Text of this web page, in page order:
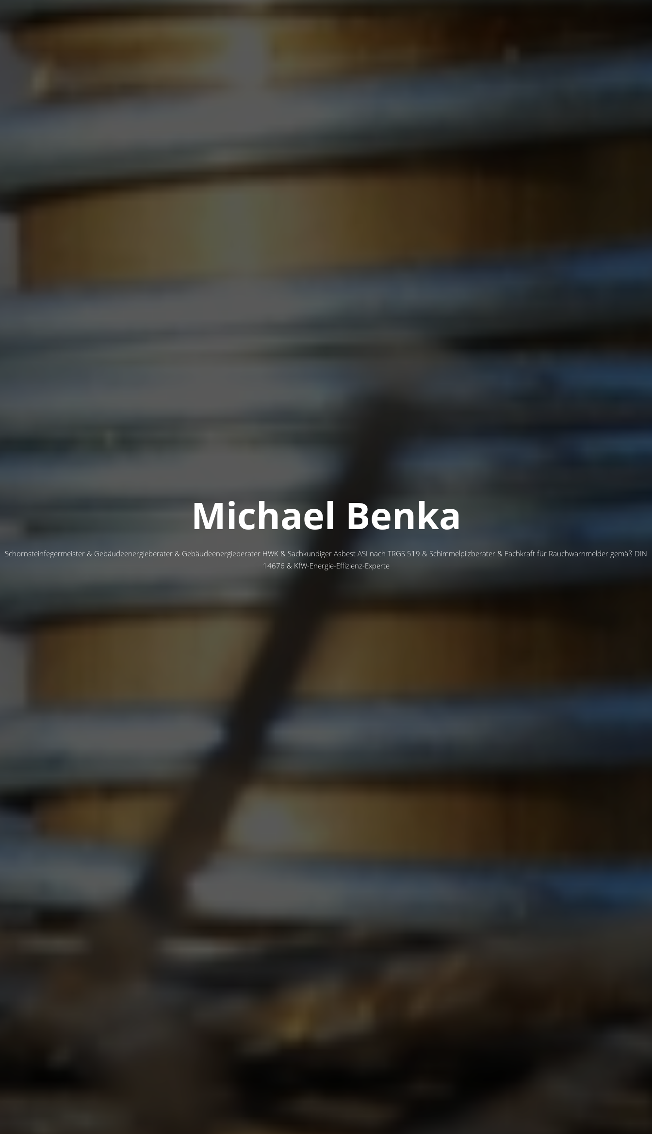
Michael Benka
Schornsteinfegermeister & Gebäudeenergieberater & Gebäudeenergieberater HWK & Sachkundiger Asbest ASI nach TRGS 519 & Schimmelpilzberater & Fachkraft für Rauchwarnmelder gemäß DIN
14676 & KfW-Energie-Effizienz-Experte